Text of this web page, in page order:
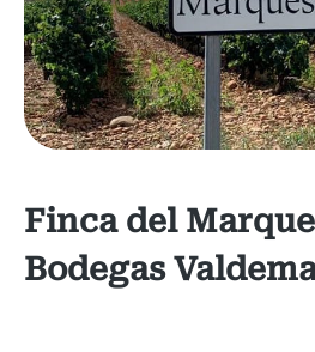
Finca del
Bodegas